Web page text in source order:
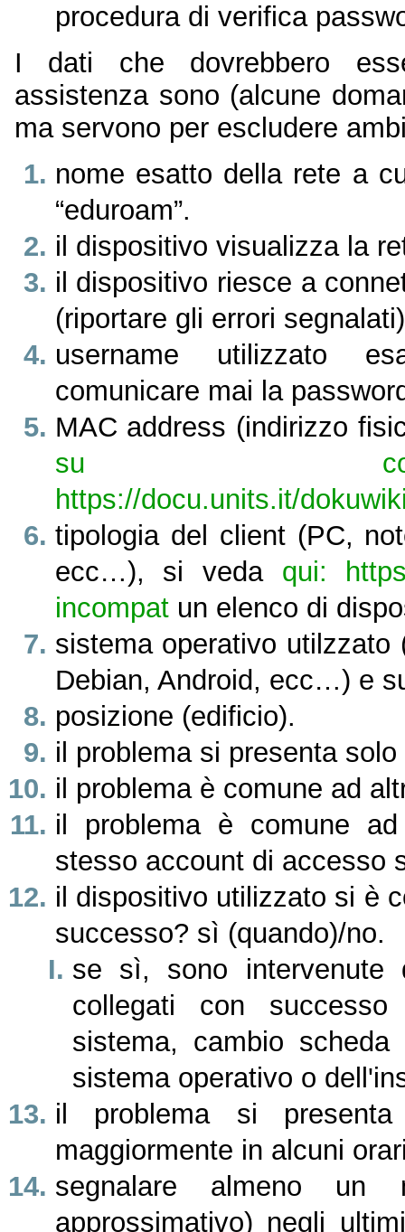
procedura di verifica
I dati che dovrebbero
assistenza sono (alcune
ma servono per escludere
nome esatto della rete a
“eduroam”.
il dispositivo visualizza la
il dispositivo riesce a
(riportare gli errori
username utilizzato
comunicare mai la
MAC address (indirizzo
su
https://docu.units.it/
tipologia del client (PC,
ecc…), si veda qui:
incompat un elenco di
sistema operativo
Debian, Android, ecc…) e
posizione (edificio).
il problema si presenta
il problema è comune ad
il problema è comune
stesso account di accesso
il dispositivo utilizzato si è
successo? sì (quando)/no.
se sì, sono
collegati con
sistema, cambio
sistema operativo o
il problema si presenta
maggiormente in alcuni
segnalare almeno
approssimativo) negli